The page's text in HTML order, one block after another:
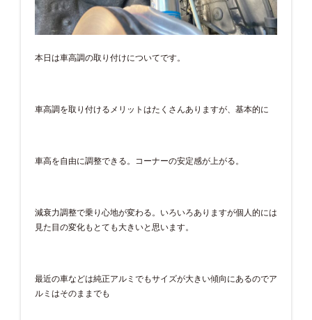
本日は車高調の取り付けについてです。
車高調を取り付けるメリットはたくさんありますが、基本的に
車高を自由に調整できる。コーナーの安定感が上がる。
減衰力調整で乗り心地が変わる。いろいろありますが個人的には
見た目の変化もとても大きいと思います。
最近の車などは純正アルミでもサイズが大きい傾向にあるのでア
ルミはそのままでも